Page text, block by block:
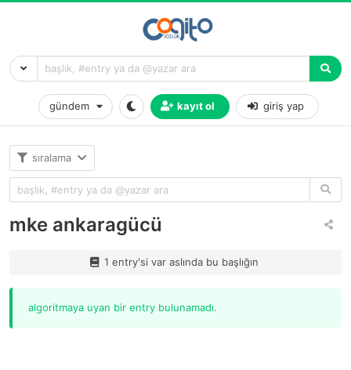
gündem kayıt ol giriş yap
sıralama
mke ankaragücü
1 entry'si var aslında bu başlığın
algoritmaya uyan bir entry bulunamadı.